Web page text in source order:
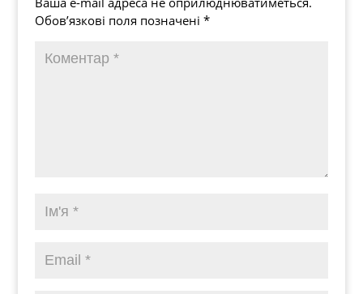
Обов’язкові поля позначені *